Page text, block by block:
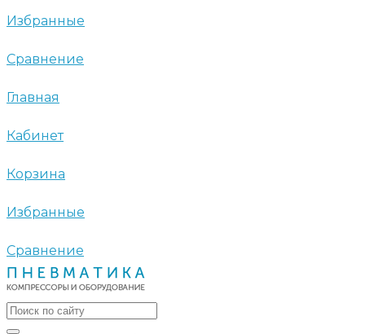
Избранные
Сравнение
Главная
Кабинет
Корзина
Избранные
Сравнение